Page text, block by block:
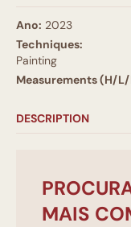
Ano: 2023
Techniques:
Painting
Measurements (H/
DESCRIPTION
MAIS